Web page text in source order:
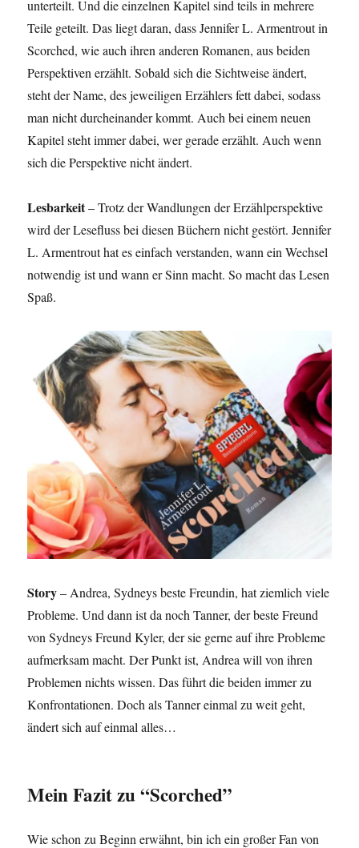
unterteilt. Und die einzelnen Kapitel sind teils in mehrere
Teile geteilt. Das liegt daran, dass Jennifer L. Armentrout in
Scorched, wie auch ihren anderen Romanen, aus beiden
Perspektiven erzählt. Sobald sich die Sichtweise ändert,
steht der Name, des jeweiligen Erzählers fett dabei, sodass
man nicht durcheinander kommt. Auch bei einem neuen
Kapitel steht immer dabei, wer gerade erzählt. Auch wenn
sich die Perspektive nicht ändert.
Lesbarkeit– Trotz der Wandlungen der Erzählperspektive
wird der Lesefluss bei diesen Büchern nicht gestört. Jennifer
L. Armentrout hat es einfach verstanden, wann ein Wechsel
notwendig ist und wann er Sinn macht. So macht das Lesen
Spaß.
Story– Andrea, Sydneys beste Freundin, hat ziemlich viele
Probleme. Und dann ist da noch Tanner, der beste Freund
von Sydneys Freund Kyler, der sie gerne auf ihre Probleme
aufmerksam macht. Der Punkt ist, Andrea will von ihren
Problemen nichts wissen. Das führt die beiden immer zu
Konfrontationen. Doch als Tanner einmal zu weit geht,
ändert sich auf einmal alles…
Mein Fazit zu “Scorched”
Wie schon zu Beginn erwähnt, bin ich ein großer Fan von